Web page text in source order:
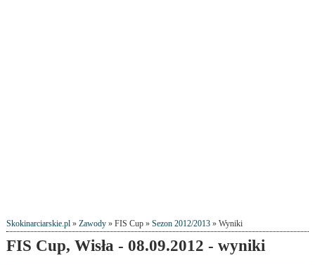
Skokinarciarskie.pl» Zawody» FIS Cup » Sezon 2012/2013» Wyniki
FIS Cup, Wisła - 08.09.2012 - wyniki